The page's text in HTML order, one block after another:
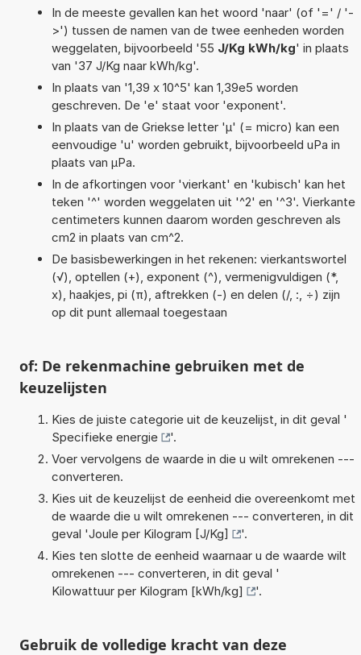
In de meeste gevallen kan het woord 'naar' (of '=' / '-
>') tussen de namen van de twee eenheden worden
weggelaten, bijvoorbeeld '55 J/Kg kWh/kg' in plaats
van '37 J/Kg naar kWh/kg'.
In plaats van '1,39 x 10^5' kan 1,39e5 worden
geschreven. De 'e' staat voor 'exponent'.
In plaats van de Griekse letter 'µ' (= micro) kan een
eenvoudige 'u' worden gebruikt, bijvoorbeeld uPa in
plaats van µPa.
In de afkortingen voor 'vierkant' en 'kubisch' kan het
teken '^' worden weggelaten uit '^2' en '^3'. Vierkante
centimeters kunnen daarom worden geschreven als
cm2 in plaats van cm^2.
De basisbewerkingen in het rekenen: vierkantswortel
(√), optellen (+), exponent (^), vermenigvuldigen (*,
x), haakjes, pi (π), aftrekken (-) en delen (/, :, ÷) zijn
op dit punt allemaal toegestaan
of: De rekenmachine gebruiken met de
keuzelijsten
Kies de juiste categorie uit de keuzelijst, in dit geval '
Specifieke energie
'.
Voer vervolgens de waarde in die u wilt omrekenen ---
converteren.
Kies uit de keuzelijst de eenheid die overeenkomt met
de waarde die u wilt omrekenen --- converteren, in dit
geval 'Joule per Kilogram [J/Kg]
'.
Kies ten slotte de eenheid waarnaar u de waarde wilt
omrekenen --- converteren, in dit geval '
Kilowattuur per Kilogram [kWh/kg]
'.
Gebruik de volledige kracht van deze